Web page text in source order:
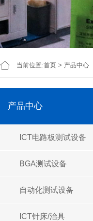
当前位置:首页 > 产品中心
产品中心
ICT电路板测试设备
BGA测试设备
自动化测试设备
ICT针床/治具